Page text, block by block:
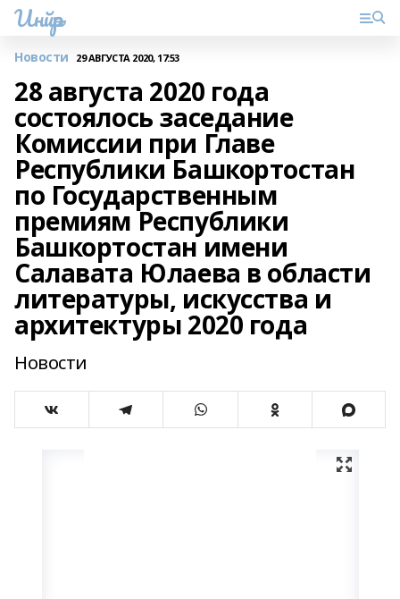
Инйәр
Новости 29 АВГУСТА 2020, 17:53
28 августа 2020 года
состоялось заседание
Комиссии при Главе
Республики Башкортостан
по Государственным
премиям Республики
Башкортостан имени
Салавата Юлаева в области
литературы, искусства и
архитектуры 2020 года
Новости